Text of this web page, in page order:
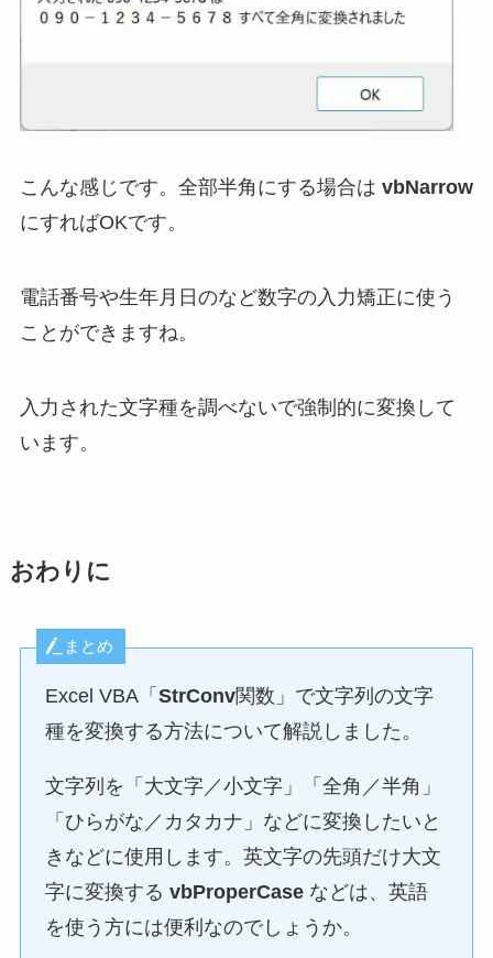
こんな感じです。全部半角にする場合は vbNarrow
にすればOKです。
電話番号や生年月日のなど数字の入力矯正に使う
ことができますね。
入力された文字種を調べないで強制的に変換して
います。
おわりに
まとめ
Excel VBA「StrConv関数」で文字列の文字
種を変換する方法について解説しました。
文字列を「大文字／小文字」「全角／半角」
「ひらがな／カタカナ」などに変換したいと
きなどに使用します。英文字の先頭だけ大文
字に変換するvbProperCase などは、英語
を使う方には便利なのでしょうか。